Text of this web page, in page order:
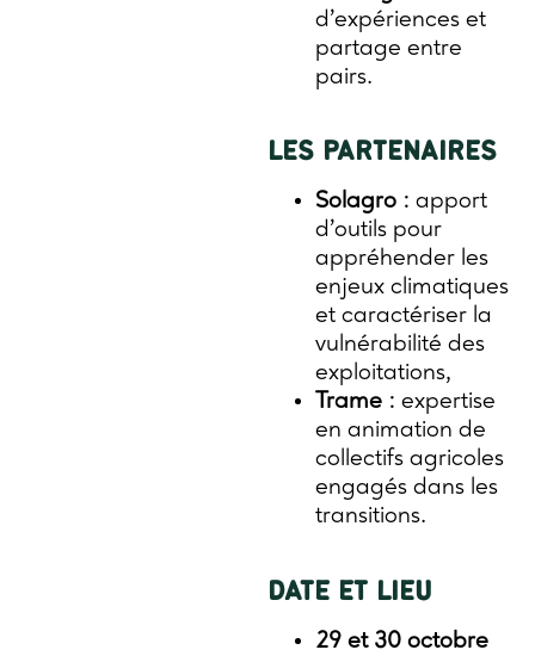
d’expériences et
partage entre
pairs.
LES PARTENAIRES
Solagro : apport
d’outils pour
appréhender les
enjeux climatiques
et caractériser la
vulnérabilité des
exploitations,
Trame : expertise
en animation de
collectifs agricoles
engagés dans les
transitions.
DATE ET LIEU
29 et 30 octobre